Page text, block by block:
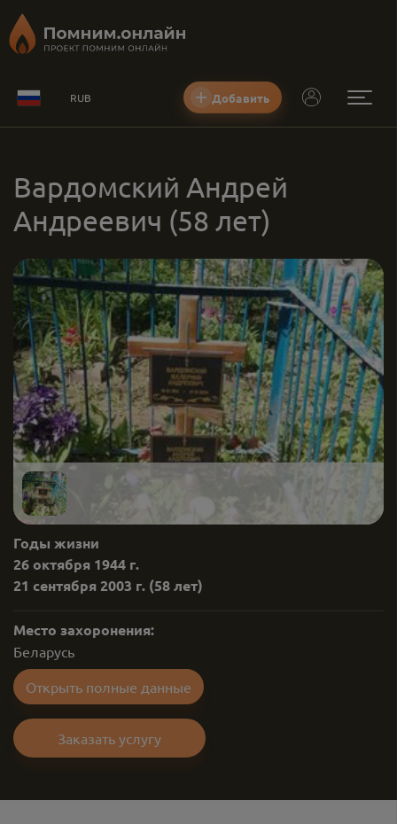
RUB Добавить
Вардомский Андрей
Андреевич (58 лет)
Годы жизни
26 октября 1944 г.
21 сентября 2003 г. (58 лет)
Место захоронения:
Беларусь
Открыть полные данные
Заказать услугу